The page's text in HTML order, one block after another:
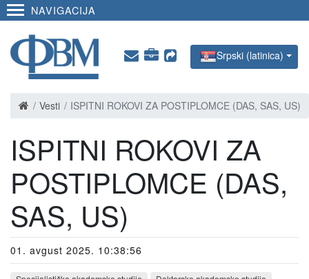
NAVIGACIJA
Srpski (latinica)
Vesti ISPITNI ROKOVI ZA POSTIPLOMCE (DAS, SAS, US)
ISPITNI ROKOVI ZA
POSTIPLOMCE (DAS,
SAS, US)
01. avgust 2025. 10:38:56